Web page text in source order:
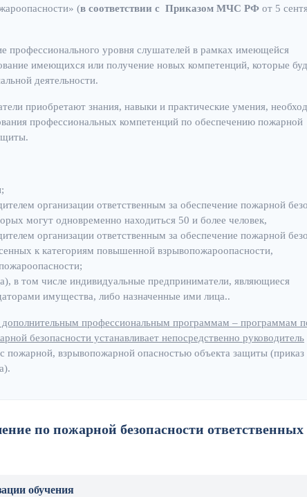
(в соответствии с Приказом МЧС РФ от 5
профессионального уровня слушателей в рамках имеющейся
имеющихся или получение новых компетенций, которые
деятельности.
приобретают знания, навыки и практические умения,
профессиональных компетенций по обеспечению пожарной
организации ответственным за обеспечение пожарной
могут одновременно находиться 50 и более человек,
организации ответственным за обеспечение пожарной
к категориям повышенной взрывопожароопасности,
в том числе индивидуальные предприниматели, являющиеся
имущества, либо назначенные ими лица..
дополнительным профессиональным программам – программам
безопасности устанавливает непосредственно руководитель
с пожарной, взрывопожарной опасностью объекта защиты
по пожарной безопасности ответственных
обучения